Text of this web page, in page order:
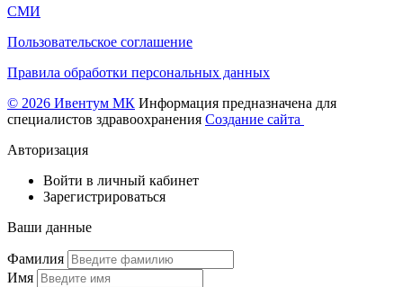
СМИ
Пользовательское соглашение
Правила обработки персональных данных
© 2026 Ивентум МК Информация предназначена для
специалистов здравоохранения Создание сайта
Авторизация
Войти в личный кабинет
Зарегистрироваться
Ваши данные
Фамилия
Имя